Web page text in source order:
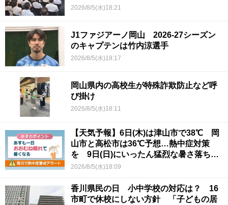
2026/8/5(水)18:21
J1ファジアーノ岡山 2026-27シーズン
のキャプテンは竹内涼選手
2026/8/5(水)18:17
岡山県内の高校生が特殊詐欺防止など呼
び掛け
2026/8/5(水)18:11
【天気予報】6日(木)は津山市で38℃ 岡
山市と高松市は36℃予想…熱中症対策
を 9日(日)にいったん猛烈な暑さ落ち着
くか
2026/8/5(水)18:09
香川県民の日 小中学校の対応は？ 16
市町で休校にしない方針 「子どもの居